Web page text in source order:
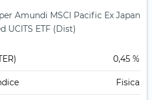
Amundi MSCI Pacific Ex Japan
UCITS ETF (Dist)
0,45 %
Fisica